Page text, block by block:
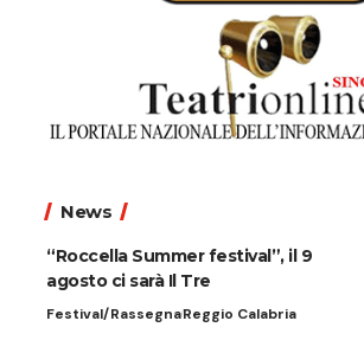
News
“Roccella Summer festival”, il 9
agosto ci sarà Il Tre
Festival/RassegnaReggio Calabria